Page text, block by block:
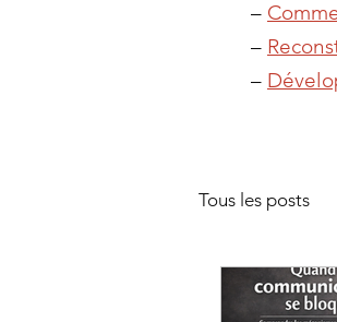
Tous les posts
Couple et
–
–
–